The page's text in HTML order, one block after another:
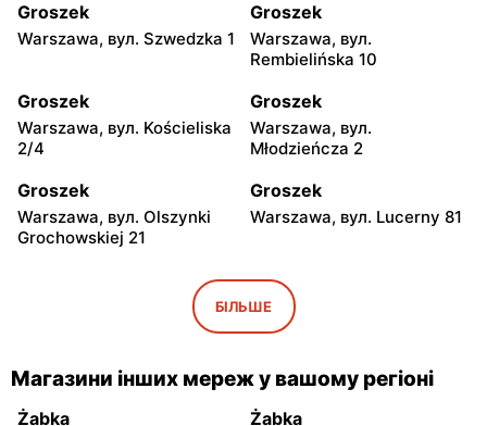
Groszek
Warszawa, вул. Szwedzka 1
Groszek
Warszawa, вул.
Rembielińska 10
Groszek
Warszawa, вул. Kościeliska
2/4
Groszek
Warszawa, вул.
Młodzieńcza 2
Groszek
Warszawa, вул. Olszynki
Grochowskiej 21
Groszek
Warszawa, вул. Lucerny 81
Groszek
Warszawa, вул. Grawerska
5
Groszek
Warszawska 278
Groszek
Strzykuły, вул.
Wieruchowska 157
БІЛЬШЕ
Магазини інших мереж у вашому регіоні
Żabka Żabka